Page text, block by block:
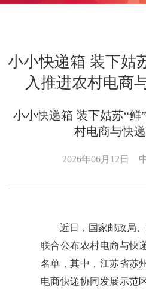
小小快递箱 装下
入推进农村电商
小小快递箱 装下姑苏“
村电商与快
2026年06月12日
近日，国家邮政局
联合公布农村电商与快
名单，其中，江苏省苏
电商快递协同发展示范